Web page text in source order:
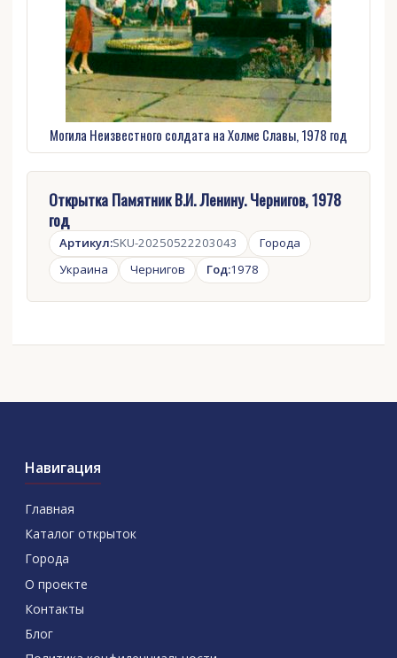
Открытка Памятник В.И. Ленину. Чернигов, 1978
год
Артикул:SKU-20250522203043
Города
Украина
Чернигов Год:1978
Могила Неизвестного солдата на Холме Славы, 1978 год
Навигация
Главная
Каталог открыток
Города
О проекте
Контакты
Блог